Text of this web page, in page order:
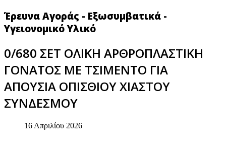
Έρευνα Αγοράς - Εξωσυμβατικά -
Υγειονομικό Υλικό
0/680 ΣΕΤ ΟΛΙΚΗ ΑΡΘΡΟΠΛΑΣΤΙΚΗ
ΓΟΝΑΤΟΣ ΜΕ ΤΣΙΜΕΝΤΟ ΓΙΑ
ΑΠΟΥΣΙΑ ΟΠΙΣΘΙΟΥ ΧΙΑΣΤΟΥ
ΣΥΝΔΕΣΜΟΥ
16 Απριλίου 2026